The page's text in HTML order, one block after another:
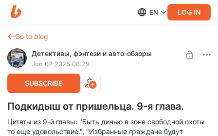
EN LOG IN
Go to blog
Детективы, фэнтези и авто-обзоры
Jun 02 2025 08:29
SUBSCRIBE
Подкидыш от пришельца. 9-я глава.
Цитаты из 9-й главы: "Быть дичью в зоне свободной охоты
то еще удовольствие.", "Избранные граждане будут